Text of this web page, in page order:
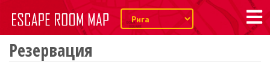
Резервация